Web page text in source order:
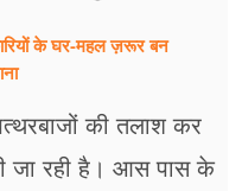
के घर-महल ज़रूर बन
की तलाश कर
जा रही है। आस पास के